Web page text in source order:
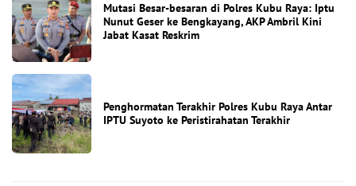
Mutasi Besar-besaran di Polres Kubu Raya: Iptu
Nunut Geser ke Bengkayang, AKP Ambril Kini
Jabat Kasat Reskrim
Penghormatan Terakhir Polres Kubu Raya Antar
IPTU Suyoto ke Peristirahatan Terakhir